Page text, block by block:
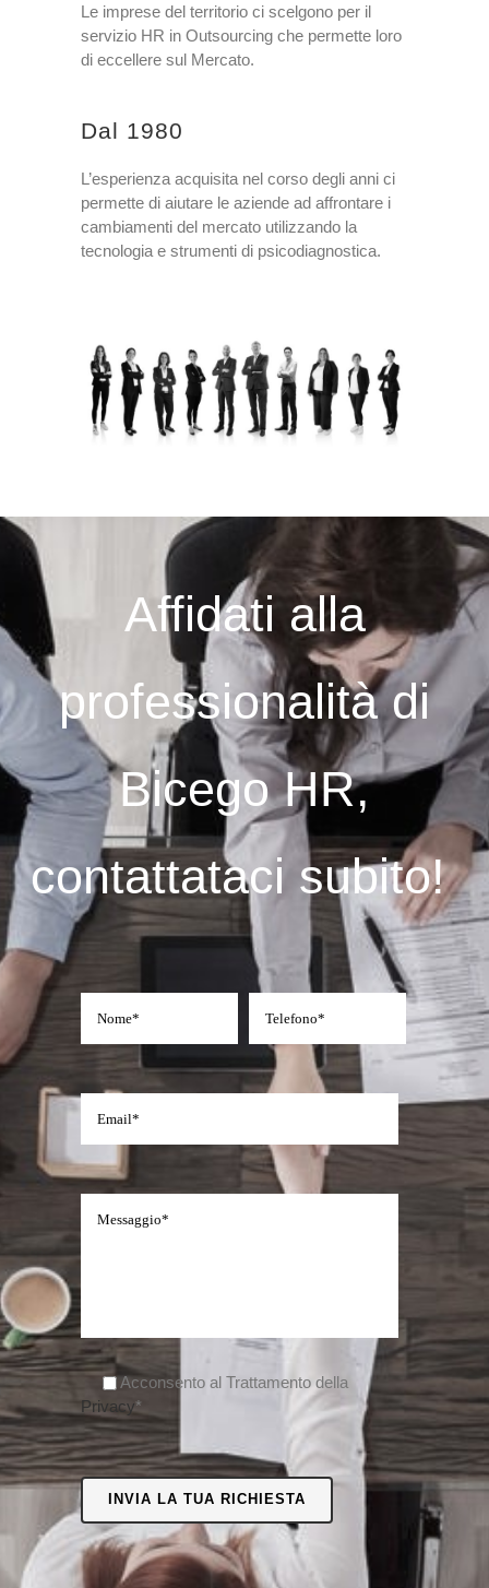
Le imprese del territorio ci scelgono per il
servizio HR in Outsourcing che permette loro
di eccellere sul Mercato.
Dal 1980
L’esperienza acquisita nel corso degli anni ci
permette di aiutare le aziende ad affrontare i
cambiamenti del mercato utilizzando la
tecnologia e strumenti di psicodiagnostica.
Affidati alla
professionalità di
Bicego HR,
contattataci subito!
Acconsento al Trattamento della
Privacy*